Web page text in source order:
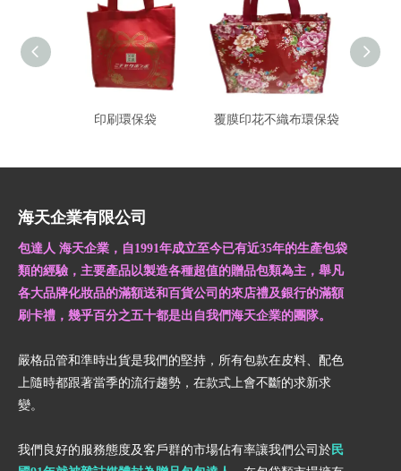
印刷環保袋 覆膜印花不織布環保袋
海天企業有限公司
包達人 海天企業，自1991年成立至今已有近35年的生產包袋
類的經驗，主要產品以製造各種超值的贈品包類為主，舉凡
各大品牌化妝品的滿額送和百貨公司的來店禮及銀行的滿額
刷卡禮，幾乎百分之五十都是出自我們海天企業的團隊。
嚴格品管和準時出貨是我們的堅持，所有包款在皮料、配色
上隨時都跟著當季的流行趨勢，在款式上會不斷的求新求
變。
我們良好的服務態度及客戶群的市場佔有率讓我們公司於民